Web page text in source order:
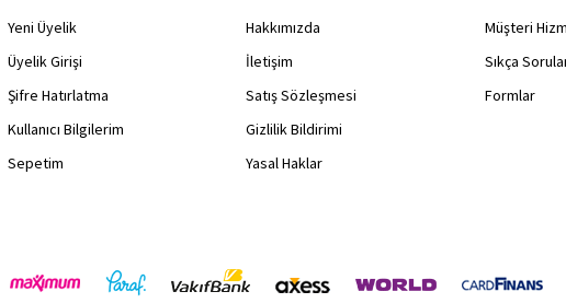
Yeni Üyelik
Üyelik Girişi
Şifre Hatırlatma
Kullanıcı Bilgilerim
Sepetim
Hakkımızda
İletişim
Satış Sözleşmesi
Gizlilik Bildirimi
Yasal Haklar
Müşteri
Sıkça
Formlar